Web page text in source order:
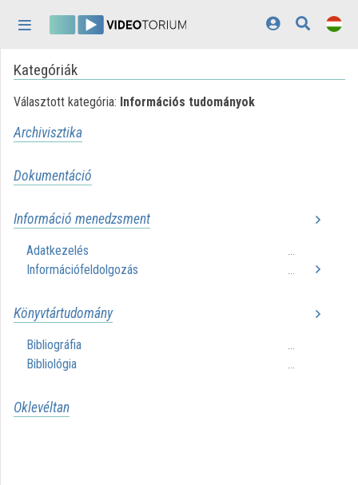
Kezdőlap
Bejelentkezés
Felfedezés
Kategóriák
Közreműködők
Megjelenés:világos
Kategóriák
Választott kategória: Információs tudományok
Archivisztika
Dokumentáció
Információ menedzsment
Adatkezelés
Információfeldolgozás
Könyvtártudomány
Bibliográfia
Bibliológia
Oklevéltan